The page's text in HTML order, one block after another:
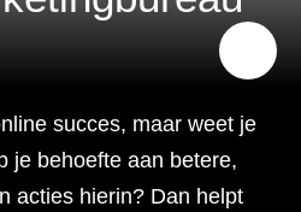
succes, maar weet je
je behoefte aan betere,
acties hierin? Dan helpt